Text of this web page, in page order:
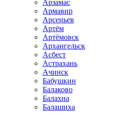
Арзамас
Армавир
Арсеньев
Артём
Артёмовск
Архангельск
Асбест
Астрахань
Ачинск
Бабушкин
Балаково
Балахна
Балашиха